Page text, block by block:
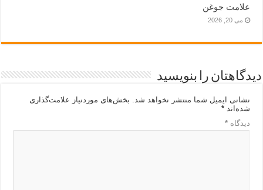
علامت جوغن
می 20, 2026
دیدگاهتان را بنویسید
نشانی ایمیل شما منتشر نخواهد شد. بخش‌های موردنیاز علامت‌گذاری
شده‌اند*
دیدگاه*